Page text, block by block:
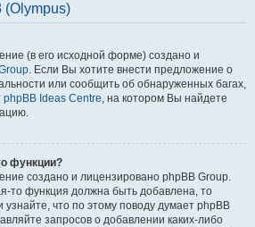
(Olympus)
(в его исходной форме) создано и
. Если Вы хотите внести предложение о
или сообщить об обнаруженных багах,
phpBB Ideas Centre, на котором Вы найдете
функции?
создано и лицензировано phpBB Group.
то функция должна быть добавлена, то
узнайте, что по этому поводу думает phpBB
запросов о добавлении каких-либо